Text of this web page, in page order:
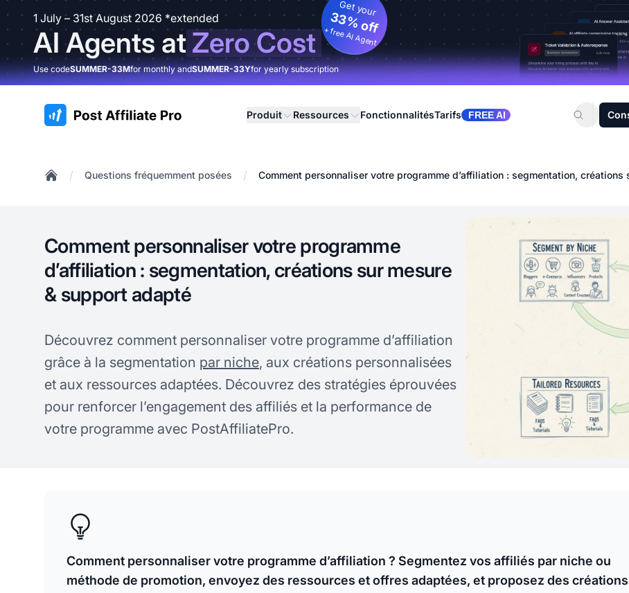
1 July – 31st August 2026 *extended
AI Agents atZero Cost
Get your
33% off
+ free AI Agent
Use codeSUMMER-33Mfor monthly andSUMMER-33Yfor yearly subscription
:site.title Produit Ressources FonctionnalitésTarifs FREE AI
/ Questions fréquemment posées / Comment personnaliser votre programme d’affiliation : segmentation,
Comment personnaliser votre programme
d’affiliation : segmentation, créations sur mesure
& support adapté
Découvrez comment personnaliser votre programme d’affiliation
grâce à la segmentation par niche, aux créations personnalisées
et aux ressources adaptées. Découvrez des stratégies éprouvées
pour renforcer l’engagement des affiliés et la performance de
votre programme avec PostAffiliatePro.
Comment personnaliser votre programme d’affiliation ? Segmentez vos affiliés par niche ou
méthode de promotion, envoyez des ressources et offres adaptées, et proposez des créations